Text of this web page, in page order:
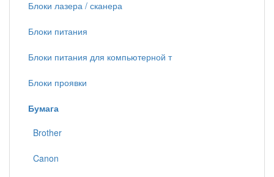
Блоки лазера / сканера
Блоки питания
Блоки питания для компьютерной т
Блоки проявки
Бумага
Brother
Canon